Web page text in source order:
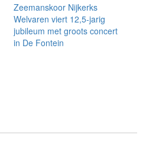
Zeemanskoor Nijkerks
Welvaren viert 12,5-jarig
jubileum met groots concert
in De Fontein